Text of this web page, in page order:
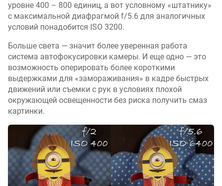
уровне 400 – 800 единиц, а вот условному «штатнику»
с максимальной диафрагмой f/5.6 для аналогичных
условий понадобится ISO 3200.
Больше света — значит более уверенная работа
система автофокусировки камеры. И еще одно — это
возможность оперировать более короткими
выдержками для «замораживания» в кадре быстрых
движений или съемки с рук в условиях плохой
окружающей освещенности без риска получить смаз
картинки.